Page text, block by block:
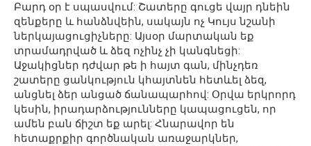
Բարդ օր է սպասվում: Շատերը գուցե վայր դնեին
զենքերը և հանձնվեին, սակայն ոչ Կույս նշանի
ներկայացուցիչները: Այսօր մարտական եք
տրամադրված և ձեզ ոչինչ չի կանգնեցի:
Աջակիցներ դժվար թե ի հայտ գան, մինչդեռ
շատերը ցանկություն կհայտնեն հետևել ձեզ,
անցնել ձեր անցած ճանապարհով: Օրվա երկրորդ
կեսին, իրադարձությունները կապացուցեն, որ
ամեն բան ճիշտ եք արել: Հնարավոր են
հետաքրքիր գործնական առաջարկներ,